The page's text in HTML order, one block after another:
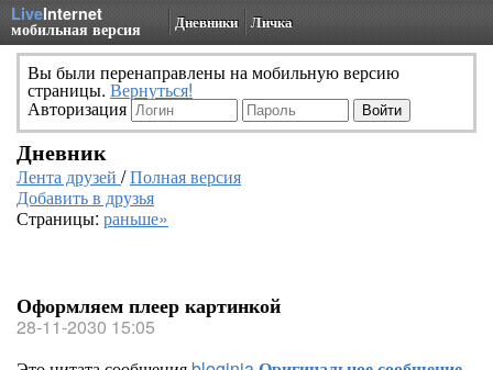
LiveInternet
мобильная версия Дневники Личка
Вы были перенаправлены на мобильную версию
страницы. Вернуться!
Авторизация
Дневник
Лента друзей /Полная версия
Добавить в друзья
Страницы: раньше»
Оформляем плеер картинкой
28-11-2030 15:05